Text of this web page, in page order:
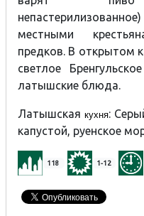
местными
предков. В открытом
светлое
латышские блюда.
Латышскаякухня:
капустой, руенское
118 1-12